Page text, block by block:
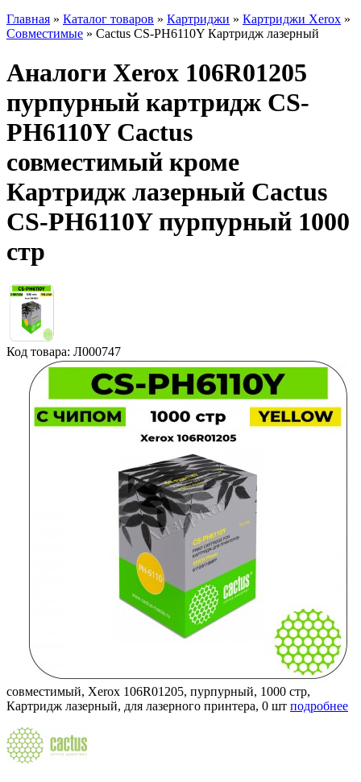
Главная » Каталог товаров » Картриджи » Картриджи Xerox »
Совместимые » Cactus CS-PH6110Y Картридж лазерный
Аналоги Xerox 106R01205
пурпурный картридж CS-
PH6110Y Cactus
совместимый кроме
Картридж лазерный Cactus
CS-PH6110Y пурпурный 1000
стр
Код товара: Л000747
совместимый, Xerox 106R01205, пурпурный, 1000 стр,
Картридж лазерный, для лазерного принтера, 0 шт подробнее